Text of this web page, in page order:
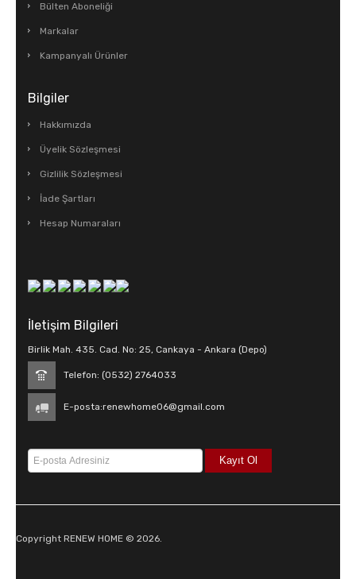
Bülten Aboneliği
Markalar
Kampanyalı Ürünler
Bilgiler
Hakkımızda
Üyelik Sözleşmesi
Gizlilik Sözleşmesi
İade Şartları
Hesap Numaraları
İletişim Bilgileri
Birlik Mah. 435. Cad. No: 25, Cankaya - Ankara (Depo)
Telefon: (0532) 2764033
E-posta:renewhome06@gmail.com
Copyright RENEW HOME © 2026.